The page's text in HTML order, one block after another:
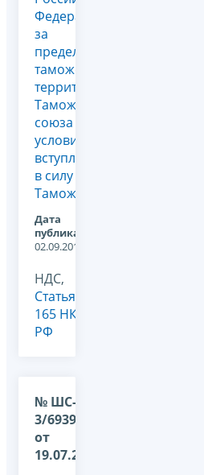
Федерации
за
пределы
таможенной
территории
Таможенного
союза в
условиях
вступления
в силу
Таможенног...
Дата
публикации:
02.09.2011
НДС,
Статья
165 НК
РФ
№ ШС-37-
3/6939@
от
19.07.2010